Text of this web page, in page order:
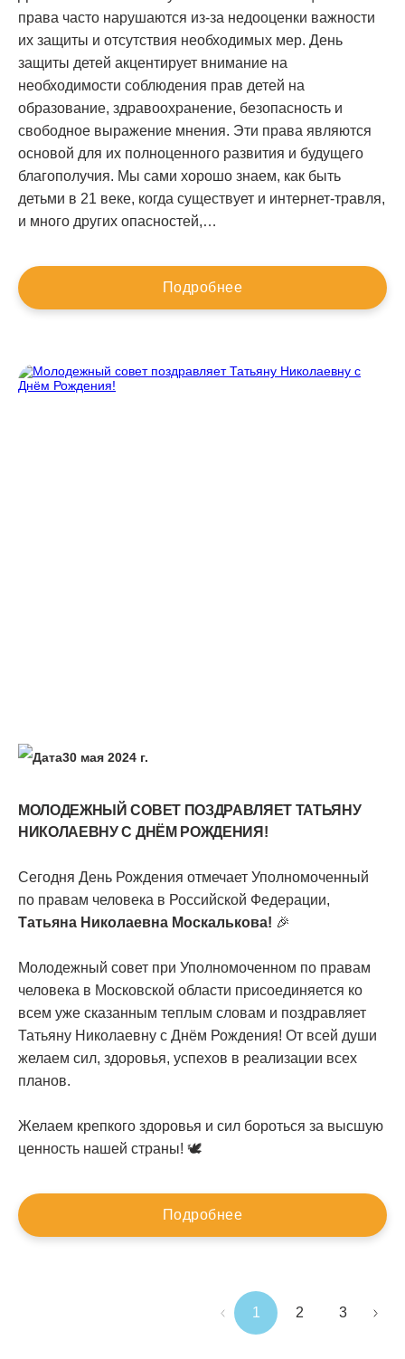
права часто нарушаются из-за недооценки важности
их защиты и отсутствия необходимых мер. День
защиты детей акцентирует внимание на
необходимости соблюдения прав детей на
образование, здравоохранение, безопасность и
свободное выражение мнения. Эти права являются
основой для их полноценного развития и будущего
благополучия. Мы сами хорошо знаем, как быть
детьми в 21 веке, когда существует и интернет-травля,
и много других опасностей,…
Подробнее
30 мая 2024 г.
МОЛОДЕЖНЫЙ СОВЕТ ПОЗДРАВЛЯЕТ ТАТЬЯНУ
НИКОЛАЕВНУ С ДНЁМ РОЖДЕНИЯ!
Сегодня День Рождения отмечает Уполномоченный
по правам человека в Российской Федерации,
Татьяна Николаевна Москалькова! 🎉
Молодежный совет при Уполномоченном по правам
человека в Московской области присоединяется ко
всем уже сказанным теплым словам и поздравляет
Татьяну Николаевну с Днём Рождения! От всей души
желаем сил, здоровья, успехов в реализации всех
планов.
Желаем крепкого здоровья и сил бороться за высшую
ценность нашей страны! 🕊️
Подробнее
1 2 3